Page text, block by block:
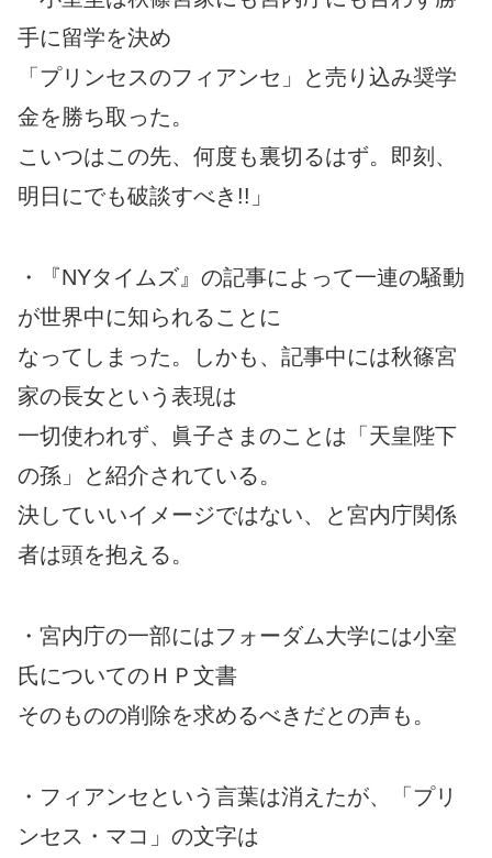
手に留学を決め
「プリンセスのフィアンセ」と売り込み奨学
金を勝ち取った。
こいつはこの先、何度も裏切るはず。即刻、
明日にでも破談すべき!!」
・『NYタイムズ』の記事によって一連の騒動
が世界中に知られることに
なってしまった。しかも、記事中には秋篠宮
家の長女という表現は
一切使われず、眞子さまのことは「天皇陛下
の孫」と紹介されている。
決していいイメージではない、と宮内庁関係
者は頭を抱える。
・宮内庁の一部にはフォーダム大学には小室
氏についてのＨＰ文書
そのものの削除を求めるべきだとの声も。
・フィアンセという言葉は消えたが、「プリ
ンセス・マコ」の文字は